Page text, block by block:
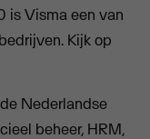
is Visma een van
Kijk op
Nederlandse
beheer, HRM,